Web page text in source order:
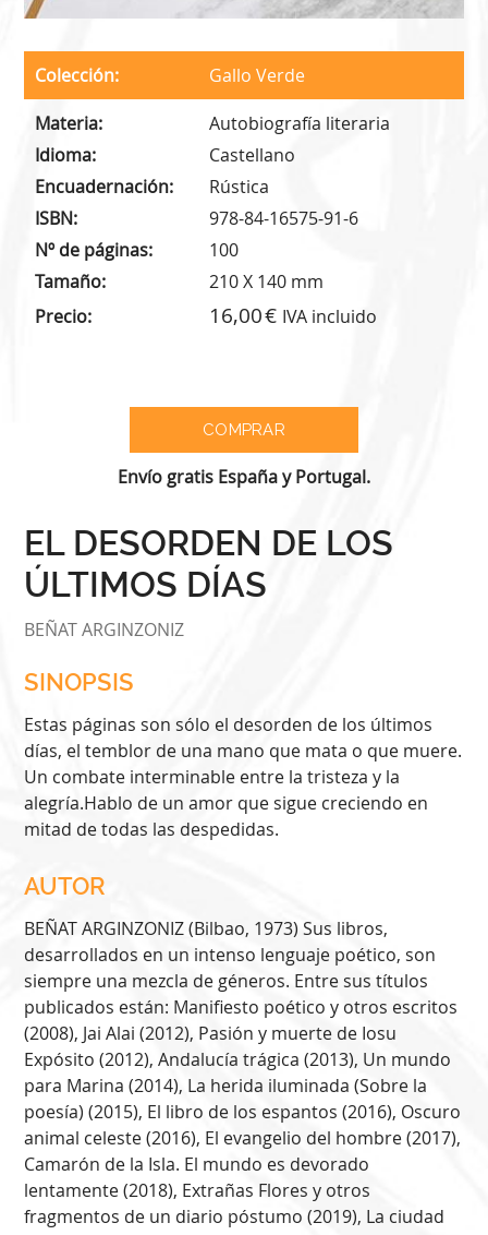
Colección
Gallo Verde
Materia
Autobiografía literaria
Idioma
Castellano
Encuadernación
Rústica
ISBN
978-84-16575-91-6
Nº de páginas
100
Tamaño
210 X 140 mm
Precio
16,00 IVA incluido
Envío gratis España y Portugal.
EL DESORDEN DE LOS
ÚLTIMOS DÍAS
BEÑAT ARGINZONIZ
SINOPSIS
Estas páginas son sólo el desorden de los últimos
días, el temblor de una mano que mata o que muere.
Un combate interminable entre la tristeza y la
alegría.Hablo de un amor que sigue creciendo en
mitad de todas las despedidas.
AUTOR
BEÑAT ARGINZONIZ (Bilbao, 1973) Sus libros,
desarrollados en un intenso lenguaje poético, son
siempre una mezcla de géneros. Entre sus títulos
publicados están: Manifiesto poético y otros escritos
(2008), Jai Alai (2012), Pasión y muerte de Iosu
Expósito (2012), Andalucía trágica (2013), Un mundo
para Marina (2014), La herida iluminada (Sobre la
poesía) (2015), El libro de los espantos (2016), Oscuro
animal celeste (2016), El evangelio del hombre (2017),
Camarón de la Isla. El mundo es devorado
lentamente (2018), Extrañas Flores y otros
fragmentos de un diario póstumo (2019), La ciudad